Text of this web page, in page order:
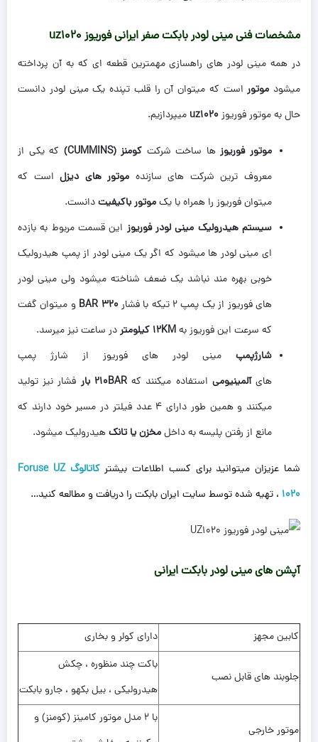
مشخصات فنی مینی لودر بابکت صفر ایرانی فوریوز uz1020
در همه مینی لودر های راهسازی مهمترین قطعه ای که به آن پرداخته
میشود موتوراست که میتوان آن را قلب تپنده یک مینی لودر دانست
حال به موتور فوریوزuz1020 میپردازیم.
موتور فوریوزها ساخت شرکت کومنز (CUMMINS)
که یکی از
معروف ترین شرکت های سازنده موتور های دیزلاست که
میتوان فوریوز را همراه با یکموتور باکیفیتدانست.
سیستم هیدرولیک مینی لودر فوریوز این قسمت مربوط به بازده
ای مینی لودر ها میشود که اگر یک مینی لودر از پمپ هیدرولیک
خوبی بهره مند نباشد یک ضعف شناخته میشود ولی مینی لودر
های فوریوز از یک پمپ 2 تیکه با فشار
320 BAR
و میتوان گفت
که سرعت این فوریوز به12KM کیلومتر
در ساعت نیز میرسد.
شارژپمپ مینی لودر های فوریوز از شارژ پمپ
هایآلمینیومی استفاده میکنند که210BAR بار
فشار نیز تولید
میکنند و همین طور دارای 4 عدد فیلتر در مسیر خود دارند که
مانع از رفتن پلیسه به داخلمخزن یا تانکهیدرولیک میشود.
شما عزیزان میتوانید برای کسب اطلاعات بیشتر
کاتالوگ Foruse UZ
1020 ، تهیه شده توسط سایت ایران بابکت را دریافت و مطالعه کنید…
آپشن های مینی لودر بابکت ایرانی
کابین مجهز دارای کولر و بخاری
جلوبند های قابل نصب
باکت چند منظوره ، چکش
هیدرولیکی ، بیل بکهو ، جارو بابکت
موتور خارجی
با 2 مدل موتور کامینز (کومنز) و